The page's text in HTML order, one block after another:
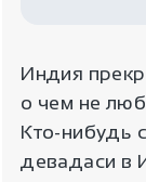
Индия
о чем не
Кто-нибудь
девадаси в